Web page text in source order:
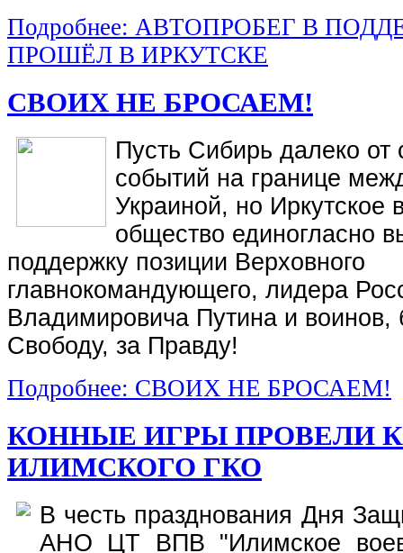
Подробнее: АВТОПРОБЕГ В
ПРОШЁЛ В ИРКУТСКЕ
СВОИХ НЕ БРОСАЕМ!
Пусть Сибирь далеко от
событий на границе
Украиной, но Иркутское
общество единогласно
поддержку позиции Верховного
главнокомандующего, лидера
Владимировича Путина и
Свободу, за Правду!
Подробнее: СВОИХ НЕ БРОСАЕМ!
КОННЫЕ ИГРЫ ПРОВЕЛИ
ИЛИМСКОГО ГКО
В честь празднования Дня
АНО ЦТ ВПВ "Илимское